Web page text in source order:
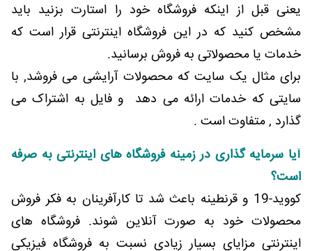
یعنی قبل از اینکه فروشگاه خود را استارت بزنید باید
مشخص کنید که در این فروشگاه اینترنتی قرار است که
خدمات یا محصولاتی به فروش برسانید.
برای مثال یک سایت که محصولات آرایشی می فروشد, با
سایتی که خدمات ارائه می دهد و فایل به اشتراک می
گذارد , متفاوت است .
آیا سرمایه گذاری در زمینه فروشگاه های اینترنتی به صرفه
است؟
کووید-19 و قرنطینه باعث شد تا کارآفرینان به فکر فروش
محصولات خود به صورت آنلاین شوند. فروشگاه های
اینترنتی مزایای بسیار زیادی نسبت به فروشگاه فیزیکی